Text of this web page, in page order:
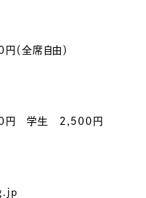
全席自由）
円 学生 2,500円